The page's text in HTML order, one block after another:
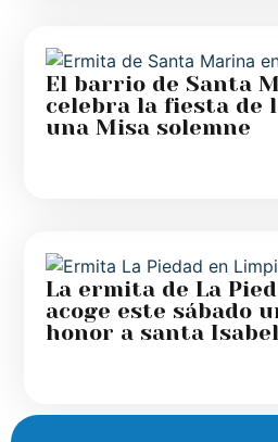
El barrio de Santa
celebra la fiesta de
una Misa solemne
La ermita de La
acoge este sábado
honor a santa Isabel